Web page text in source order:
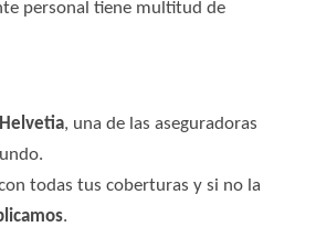
personal tiene multitud de
, una de las aseguradoras
todas tus coberturas y si no la
.